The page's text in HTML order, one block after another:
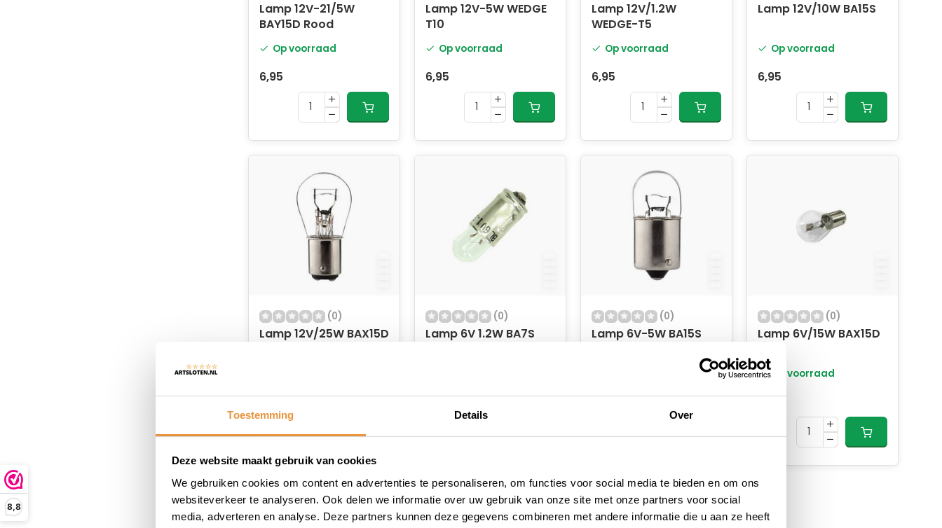
Toestemming Details Over
Deze website maakt gebruik van cookies
We gebruiken cookies om content en advertenties te personaliseren, om functies voor social media te bieden en om ons
websiteverkeer te analyseren. Ook delen we informatie over uw gebruik van onze site met onze partners voor social
media, adverteren en analyse. Deze partners kunnen deze gegevens combineren met andere informatie die u aan ze heeft
8,8
Lamp 12V-21/5W
BAY15D Rood
Op voorraad
6,95
Lamp 12V-5W WEDGE
T10
Op voorraad
6,95
Lamp 12V/1.2W
WEDGE-T5
Op voorraad
6,95
Lamp 12V/10W BA15S
Op voorraad
6,95
(0)
Lamp 12V/25W BAX15D
8,95
(0)
Lamp 6V 1.2W BA7S
6,95
(0)
Lamp 6V-5W BA15S
6,95
(0)
Lamp 6V/15W BAX15D
Op voorraad
9,95